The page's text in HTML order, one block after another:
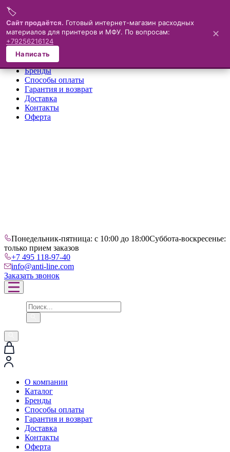
Меню
×
О компании
Каталог
Бренды
Способы оплаты
Гарантия и возврат
Доставка
Контакты
Оферта
Понедельник-пятница: с 10:00 до 18:00Суббота-воскресенье:
только прием заказов
+7 495 118-97-40
info@anti-line.com
Заказать звонок
О компании
Каталог
Бренды
Способы оплаты
Гарантия и возврат
Доставка
Контакты
Оферта
🏷️
Сайт продаётся. Готовый интернет-магазин расходных
материалов для принтеров и МФУ. По вопросам:
+79256216124
Написать
✕